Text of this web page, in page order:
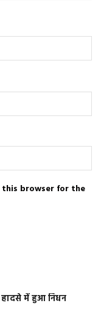
this browser for the
हादसे में हुआ निधन